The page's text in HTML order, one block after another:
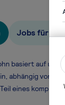
Jobs für
basiert auf
abhängig von
eines